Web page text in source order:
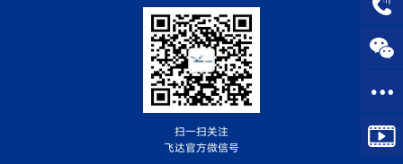
扫一扫关注
飞达官方微信号